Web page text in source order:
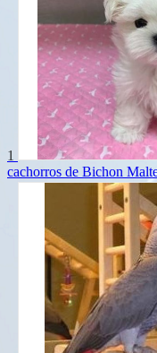
1
cachorros de Bichon